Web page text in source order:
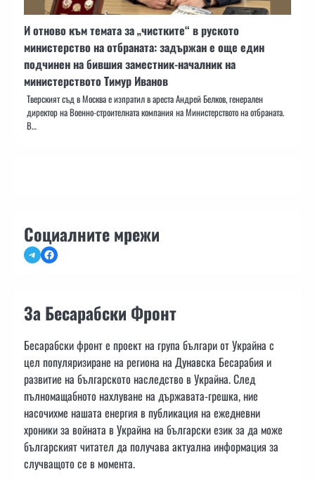
И отново към темата за „чистките“ в руското
министерство на отбраната: задържан е още един
подчинен на бившия заместник-началник на
министерството Тимур Иванов
Тверският съд в Москва е изпратил в ареста Андрей Белков, генерален
директор на Военно-строителната компания на Министерството на отбраната.
В…
Социалните мрежи
TelegramFacebook
За Бесарабски Фронт
Бесарабски фронт е проект на група българи от Украйна с
цел популяризиране на региона на Дунавска Бесарабия и
развитие на българското наследство в Украйна. След
пълномащабното нахлуване на държавата-грешка, ние
насочихме нашата енергия в публикация на ежедневни
хроники за войната в Украйна на български език за да може
българският читател да получава актуална информация за
случващото се в момента.